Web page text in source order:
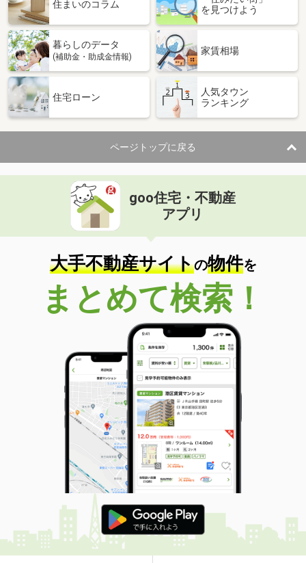
住まいのコラム
を見つけよう
暮らしのデータ
(補助金・助成金情報)
家賃相場
住宅ローン
人気タウン
ランキング
ページトップに戻る
goo住宅・不動産
アプリ
大手不動産サイトの物件を
まとめて検索！